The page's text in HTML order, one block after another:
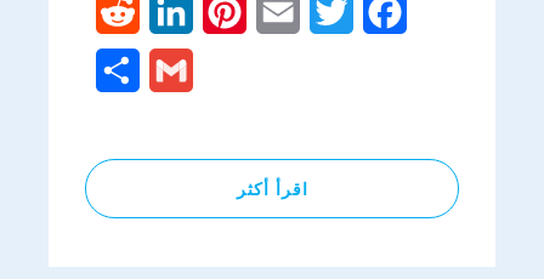
Facebook
Twitter
Email
Pinterest
LinkedIn
Gmail
اقرأ أكثر